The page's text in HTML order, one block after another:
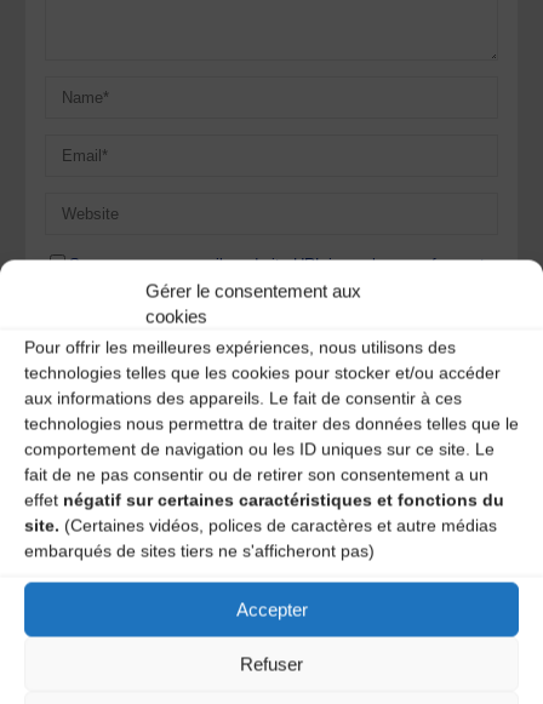
Gérer le consentement aux
cookies
Pour offrir les meilleures expériences, nous utilisons des
technologies telles que les cookies pour stocker et/ou accéder
aux informations des appareils. Le fait de consentir à ces
technologies nous permettra de traiter des données telles que le
comportement de navigation ou les ID uniques sur ce site. Le
fait de ne pas consentir ou de retirer son consentement a un
effet négatif sur certaines caractéristiques et fonctions du
site. (Certaines vidéos, polices de caractères et autre médias
embarqués de sites tiers ne s'afficheront pas)
Accepter
Refuser
Save my name, email, and site URL in my browser for next
time I post a comment.
Ce site utilise Akismet pour réduire les indésirables.En
savoir plus sur la façon dont les données de vos
commentaires sont traitées.
A DECOUVRIR :